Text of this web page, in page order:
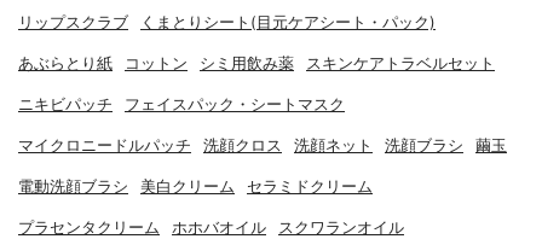
リップスクラブ くまとりシート(目元ケアシート・パック)
あぶらとり紙 コットン シミ用飲み薬 スキンケアトラベルセット
ニキビパッチ フェイスパック・シートマスク
マイクロニードルパッチ 洗顔クロス 洗顔ネット 洗顔ブラシ 繭玉
電動洗顔ブラシ 美白クリーム セラミドクリーム
プラセンタクリーム ホホバオイル スクワランオイル